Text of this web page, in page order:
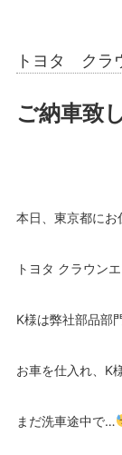
採用情報
トヨタ クラ
ご納車致
本日、東京都にお
トヨタ クラウン
K様は弊社部品部
お車を仕入れ、K
まだ洗車途中で…